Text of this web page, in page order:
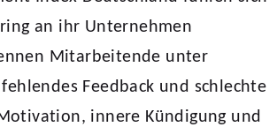
an ihr Unternehmen
Mitarbeitende unter
Feedback und schlechte
innere Kündigung und